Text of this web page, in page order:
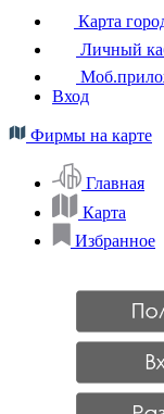
Карта
Личный
Вход
Фирмы на карте
Главная
Карта
Избранное